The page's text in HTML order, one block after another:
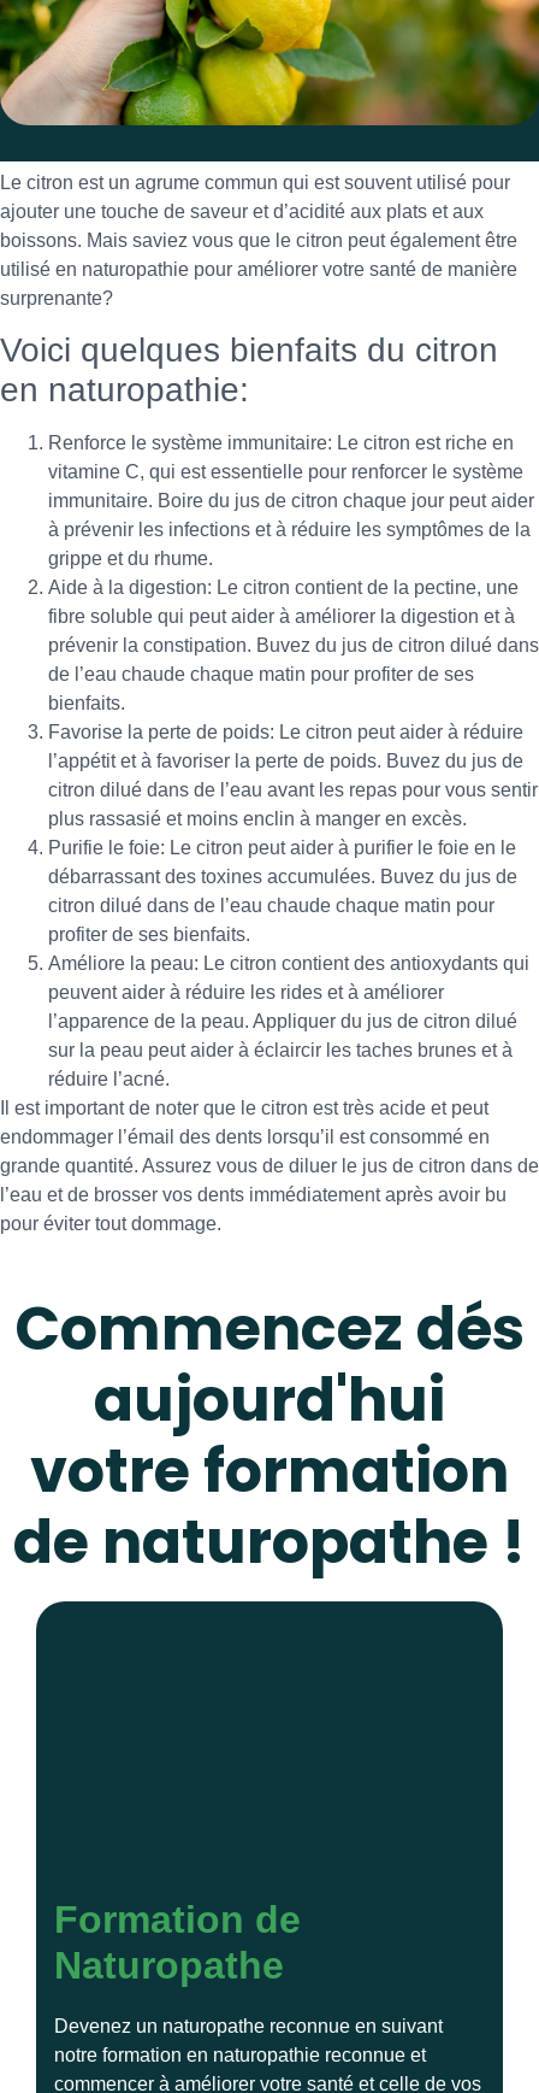
Le citron est un agrume commun qui est souvent utilisé pour
ajouter une touche de saveur et d’acidité aux plats et aux
boissons. Mais saviez vous que le citron peut également être
utilisé en naturopathie pour améliorer votre santé de manière
surprenante?
Voici quelques bienfaits du citron
en naturopathie:
Renforce le système immunitaire: Le citron est riche en
vitamine C, qui est essentielle pour renforcer le système
immunitaire. Boire du jus de citron chaque jour peut aider
à prévenir les infections et à réduire les symptômes de la
grippe et du rhume.
Aide à la digestion: Le citron contient de la pectine, une
fibre soluble qui peut aider à améliorer la digestion et à
prévenir la constipation. Buvez du jus de citron dilué dans
de l’eau chaude chaque matin pour profiter de ses
bienfaits.
Favorise la perte de poids: Le citron peut aider à réduire
l’appétit et à favoriser la perte de poids. Buvez du jus de
citron dilué dans de l’eau avant les repas pour vous sentir
plus rassasié et moins enclin à manger en excès.
Purifie le foie: Le citron peut aider à purifier le foie en le
débarrassant des toxines accumulées. Buvez du jus de
citron dilué dans de l’eau chaude chaque matin pour
profiter de ses bienfaits.
Améliore la peau: Le citron contient des antioxydants qui
peuvent aider à réduire les rides et à améliorer
l’apparence de la peau. Appliquer du jus de citron dilué
sur la peau peut aider à éclaircir les taches brunes et à
réduire l’acné.
Il est important de noter que le citron est très acide et peut
endommager l’émail des dents lorsqu’il est consommé en
grande quantité. Assurez vous de diluer le jus de citron dans de
l’eau et de brosser vos dents immédiatement après avoir bu
pour éviter tout dommage.
Commencez dés
aujourd'hui
votre formation
de naturopathe !
Formation de
Naturopathe
Devenez un naturopathe reconnue en suivant
notre formation en naturopathie reconnue et
commencer à améliorer votre santé et celle de vos